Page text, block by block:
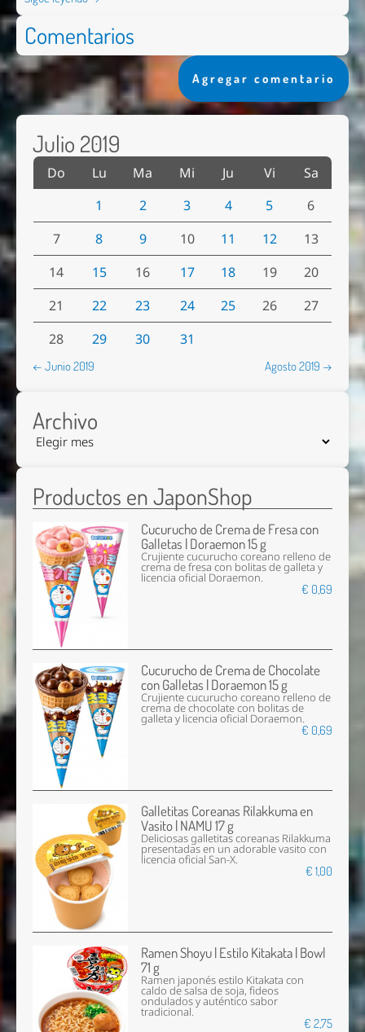
Comentarios
Agregar comentario
Julio 2019
Do Lu Ma Mi Ju Vi
Sa
1
2 3 4 5
6
7
8 9 10 11 12
13
14
15 16 17 18 19
20
21
22 23 24 25 26
27
28
29 30 31
← Junio 2019 Agosto 2019 →
Archivo
Productos en JaponShop
Cucurucho de Crema de Fresa con
Galletas | Doraemon 15 g
Crujiente cucurucho coreano relleno de
crema de fresa con bolitas de galleta y
licencia oficial Doraemon.
€ 0,69
Cucurucho de Crema de Chocolate
con Galletas | Doraemon 15 g
Crujiente cucurucho coreano relleno de
crema de chocolate con bolitas de
galleta y licencia oficial Doraemon.
€ 0,69
Galletitas Coreanas Rilakkuma en
Vasito | NAMU 17 g
Deliciosas galletitas coreanas Rilakkuma
presentadas en un adorable vasito con
licencia oficial San-X.
€ 1,00
Ramen Shoyu | Estilo Kitakata | Bowl
71 g
Ramen japonés estilo Kitakata con
caldo de salsa de soja, fideos
ondulados y auténtico sabor
tradicional.
€ 2,75